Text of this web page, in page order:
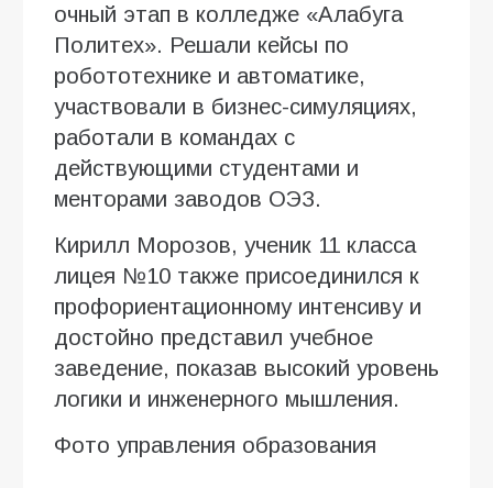
очный этап в колледже «Алабуга
Политех». Решали кейсы по
робототехнике и автоматике,
участвовали в бизнес-симуляциях,
работали в командах с
действующими студентами и
менторами заводов ОЭЗ.
Кирилл Морозов, ученик 11 класса
лицея №10 также присоединился к
профориентационному интенсиву и
достойно представил учебное
заведение, показав высокий уровень
логики и инженерного мышления.
Фото управления образования